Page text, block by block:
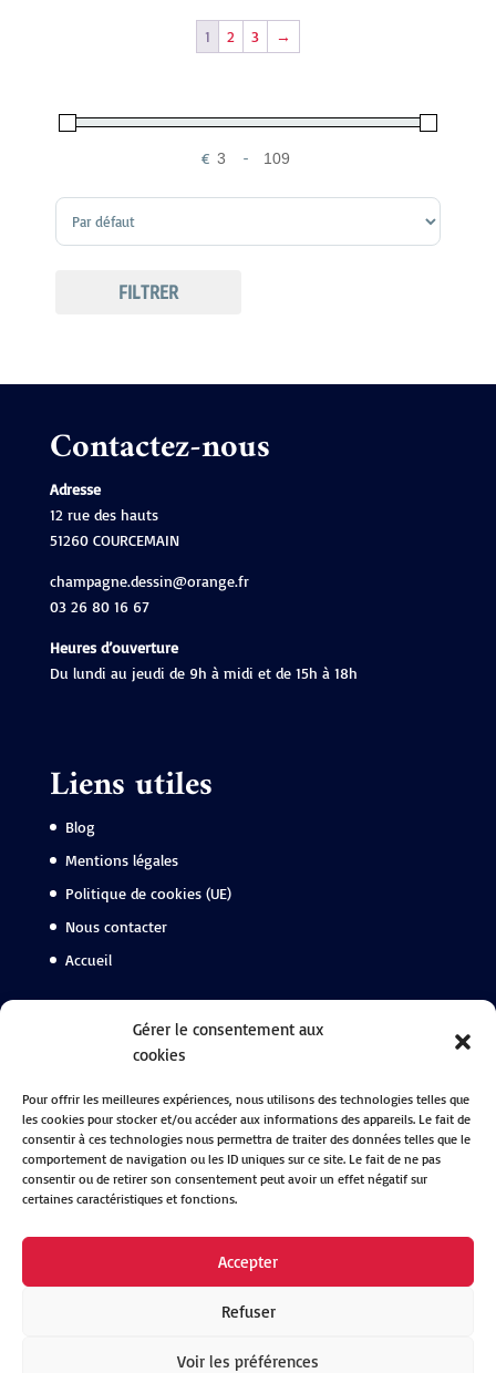
Gérer le consentement aux
cookies
Pour offrir les meilleures expériences, nous utilisons des technologies telles que
les cookies pour stocker et/ou accéder aux informations des appareils. Le fait de
consentir à ces technologies nous permettra de traiter des données telles que le
comportement de navigation ou les ID uniques sur ce site. Le fait de ne pas
consentir ou de retirer son consentement peut avoir un effet négatif sur
certaines caractéristiques et fonctions.
Accepter
Refuser
Voir les préférences
1 2 3 →
€ -
FILTRER
Contactez-nous
Adresse
12 rue des hauts
51260 COURCEMAIN
champagne.dessin@orange.fr
03 26 80 16 67
Heures d’ouverture
Du lundi au jeudi de 9h à midi et de 15h à 18h
Liens utiles
Blog
Mentions légales
Politique de cookies (UE)
Nous contacter
Accueil
Suivez-nous
Instagram
Linkedin